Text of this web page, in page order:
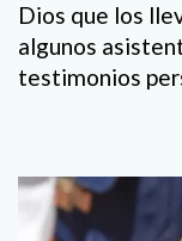
Dios que los
algunos
testimonios